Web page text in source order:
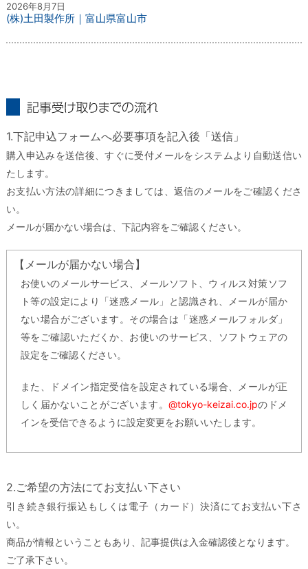
2026年8月7日
(株)土田製作所｜富山県富山市
1.下記申込フォームへ必要事項を記入後「送信」
購入申込みを送信後、すぐに受付メールをシステムより自動送信い
たします。
お支払い方法の詳細につきましては、返信のメールをご確認くださ
い。
メールが届かない場合は、下記内容をご確認ください。
【メールが届かない場合】
お使いのメールサービス、メールソフト、ウィルス対策ソフ
ト等の設定により「迷惑メール」と認識され、メールが届か
ない場合がございます。その場合は「迷惑メールフォルダ」
等をご確認いただくか、お使いのサービス、ソフトウェアの
設定をご確認ください。
また、ドメイン指定受信を設定されている場合、メールが正
しく届かないことがございます。@tokyo-keizai.co.jpのドメ
インを受信できるように設定変更をお願いいたします。
2.ご希望の方法にてお支払い下さい
引き続き銀行振込もしくは電子（カード）決済にてお支払い下さ
い。
商品が情報ということもあり、記事提供は入金確認後となります。
ご了承下さい。